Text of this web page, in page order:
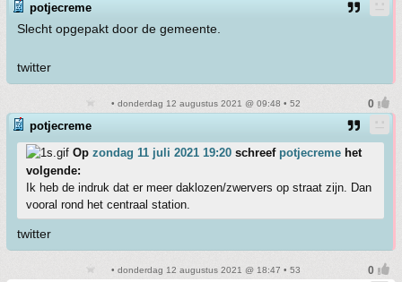
potjecreme
Slecht opgepakt door de gemeente.
twitter
• donderdag 12 augustus 2021 @ 09:48 • 52
potjecreme
Op zondag 11 juli 2021 19:20 schreef potjecreme het
volgende:
Ik heb de indruk dat er meer daklozen/zwervers op straat zijn. Dan
vooral rond het centraal station.
twitter
• donderdag 12 augustus 2021 @ 18:47 • 53